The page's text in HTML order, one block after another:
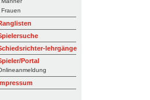
Frauen
lehrgänge
Portal